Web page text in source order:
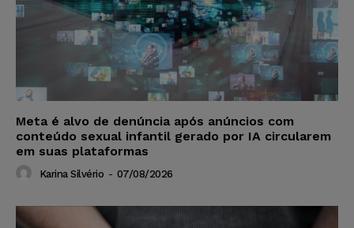
Meta é alvo de denúncia após anúncios com
conteúdo sexual infantil gerado por IA circularem
em suas plataformas
Karina Silvério - 07/08/2026